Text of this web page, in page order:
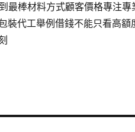
最棒材料方式顧客價格專注專
裝代工舉例借錢不能只看高額